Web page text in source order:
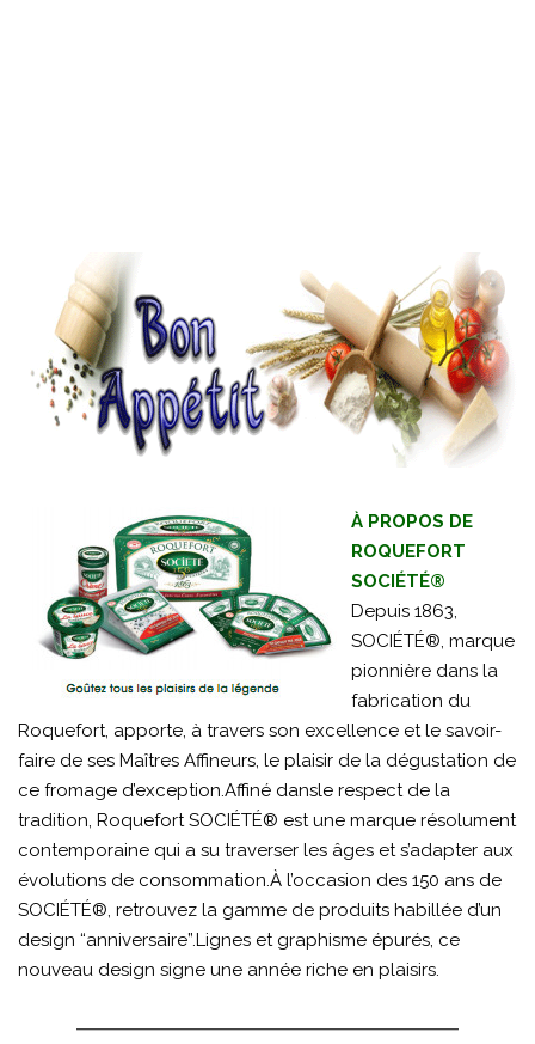
À PROPOS DE
ROQUEFORT
SOCIÉTÉ®
Depuis 1863,
SOCIÉTÉ®, marque
pionnière dans la
fabrication du
Roquefort, apporte, à travers son excellence et le savoir-
faire de ses Maîtres Affineurs, le plaisir de la dégustation de
ce fromage d’exception.Affiné dansle respect de la
tradition, Roquefort SOCIÉTÉ® est une marque résolument
contemporaine qui a su traverser les âges et s’adapter aux
évolutions de consommation.À l’occasion des 150 ans de
SOCIÉTÉ®, retrouvez la gamme de produits habillée d’un
design “anniversaire”.Lignes et graphisme épurés, ce
nouveau design signe une année riche en plaisirs.